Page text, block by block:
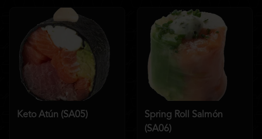
Keto Atún (SA05)
Spring Roll Salmón
(SA06)